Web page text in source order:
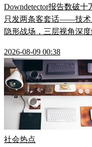
Downdetector报告数破十
只发两条客套话——技术
隐形战场，三层视角深
2026-08-09 00:38
社会热点